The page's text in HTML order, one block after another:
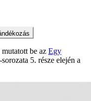
be az Egy
5. része elején a